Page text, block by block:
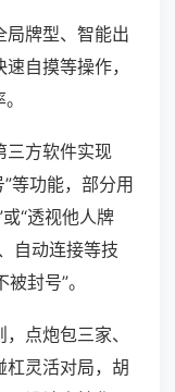
局牌型、智能出
自摸等操作，
三方软件实现
等功能，部分用
“透视他人牌
自动连接等技
封号”。
点炮包三家、
杠灵活对局，胡